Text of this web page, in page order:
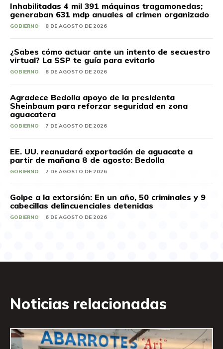
Inhabilitadas 4 mil 391 máquinas tragamonedas;
generaban 631 mdp anuales al crimen organizado
GOBIERNO 8 DE AGOSTO DE 2026
¿Sabes cómo actuar ante un intento de secuestro
virtual? La SSP te guía para evitarlo
GOBIERNO 8 DE AGOSTO DE 2026
Agradece Bedolla apoyo de la presidenta
Sheinbaum para reforzar seguridad en zona
aguacatera
GOBIERNO 7 DE AGOSTO DE 2026
EE. UU. reanudará exportación de aguacate a
partir de mañana 8 de agosto: Bedolla
GOBIERNO 7 DE AGOSTO DE 2026
Golpe a la extorsión: En un año, 50 criminales y 9
cabecillas delincuenciales detenidas
GOBIERNO 6 DE AGOSTO DE 2026
Noticias relacionadas